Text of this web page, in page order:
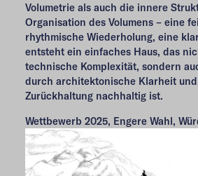
Volumetrie als auch die innere
Organisation des Volumens – eine
rhythmische Wiederholung, eine
entsteht ein einfaches Haus, das
technische Komplexität, sondern
durch architektonische Klarheit und
Zurückhaltung nachhaltig ist.
Wettbewerb 2025, Engere Wahl,